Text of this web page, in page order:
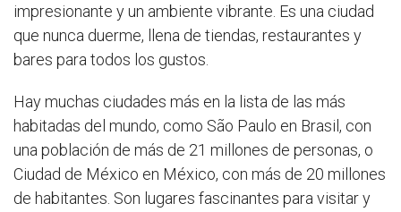
impresionante y un ambiente vibrante. Es una ciudad
que nunca duerme, llena de tiendas, restaurantes y
bares para todos los gustos.
Hay muchas ciudades más en la lista de las más
habitadas del mundo, como São Paulo en Brasil, con
una población de más de 21 millones de personas, o
Ciudad de México en México, con más de 20 millones
de habitantes. Son lugares fascinantes para visitar y